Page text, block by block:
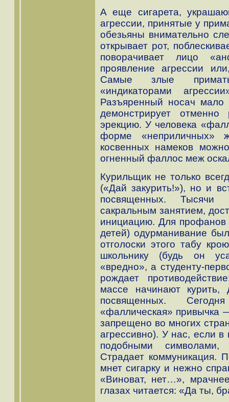
А еще сигарета,
агрессии, принятые у
обезьяны внимательно
открывает рот,
поворачивает лицо
проявление агрессии
Самые злые приматы
«индикаторами
Разъяренный носач
демонстрирует
эрекцию. У человека
форме «неприличных»
косвенных намеков
огненный фаллос меж
Курильщик не только
(«Дай закурить!»), но и
посвященных. Тысячи
сакральным занятием,
инициацию. Для
детей) одурманивание
отголоски этого табу
школьнику (будь он
«вредно», а студенту-
рождает
массе начинают
посвященных.
«фаллическая» привычка
запрещено во многих
агрессивно). У нас, если
подобными символами,
Страдает коммуникация.
мнет сигарку и нежно
«Виноват, нет…»,
глазах читается: «Да ты,